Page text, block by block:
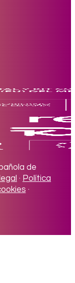
de
· Política
·